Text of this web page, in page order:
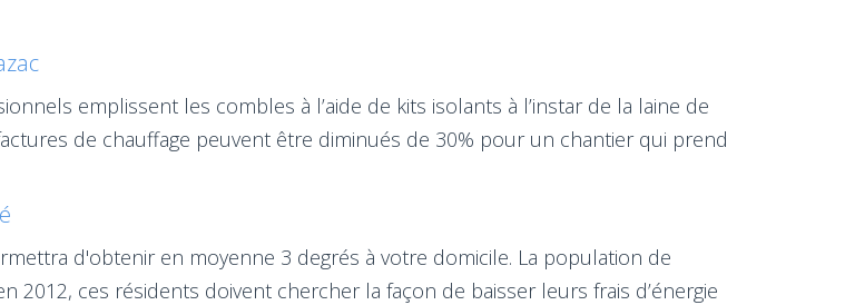
emplissent les combles à l’aide de kits isolants à l’instar de la laine de
de chauffage peuvent être diminués de 30% pour un chantier qui prend
d'obtenir en moyenne 3 degrés à votre domicile. La population de
2012, ces résidents doivent chercher la façon de baisser leurs frais d’énergie